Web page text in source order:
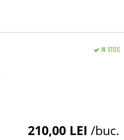
IN STOC
210,00 LEI /buc.